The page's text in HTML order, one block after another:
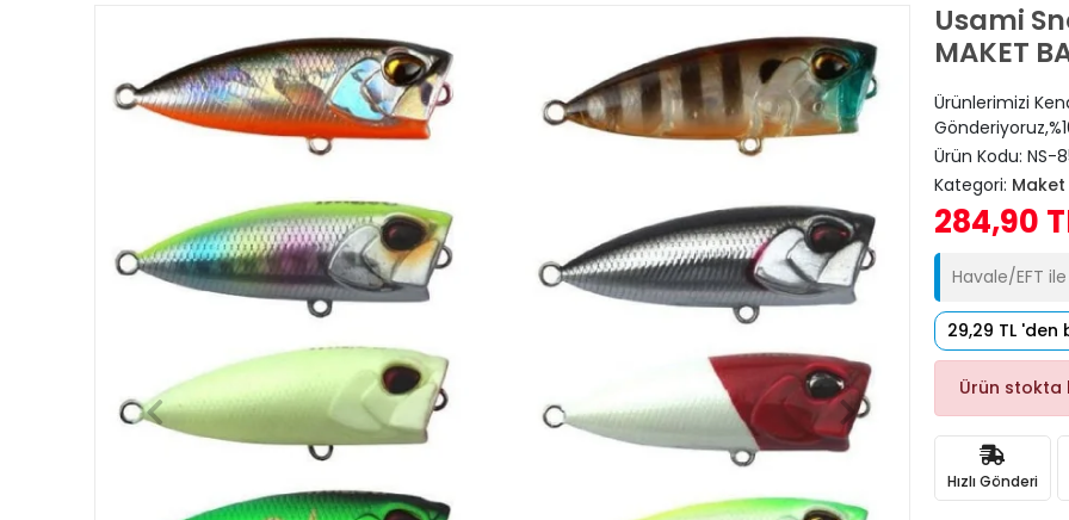
Usami
MAKET
Ürünlerimizi
Ürün Kodu: NS-
Kategori: Maket
284,90
Havale/EFT
29,29 TL
Ürün stokta
Hızlı Gönderi